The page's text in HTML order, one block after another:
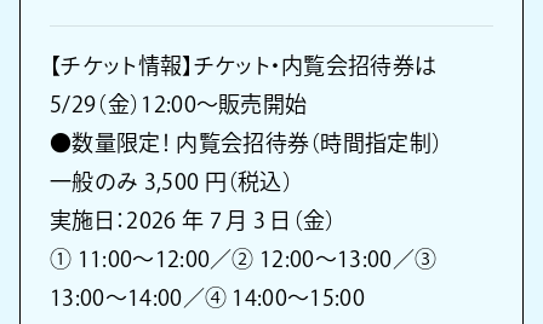
【チケット情報】チケット・内覧会招待券は
5/29（金）12:00〜販売開始
●数量限定！ 内覧会招待券（時間指定制）
一般のみ 3,500 円（税込）
実施日：2026 年 7 月 3 日（金）
① 11:00〜12:00／② 12:00〜13:00／③
13:00〜14:00／④ 14:00〜15:00